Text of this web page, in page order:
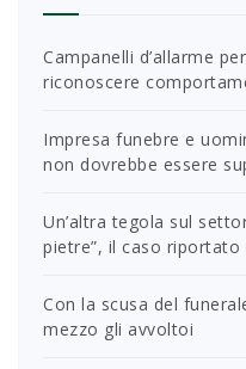
Campanelli d’allarme
riconoscere
Impresa funebre e
non dovrebbe essere
Un’altra tegola sul
pietre”, il caso riportato
Con la scusa del
mezzo gli avvoltoi